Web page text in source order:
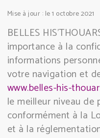
Mise à jour : le 1 octobre 2021
BELLES
importance à la
informations
votre navigation et
www.belles-his-
le meilleur niveau
conformément à la
et à la